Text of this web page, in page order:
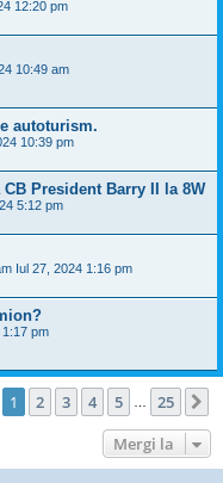
12:20 pm
10:49 am
autoturism.
10:39 pm
President Barry II la 8W
5:12 pm
Iul 27, 2024 1:16 pm
pm
din 25
1 2 3 4 5 25
Mergi la